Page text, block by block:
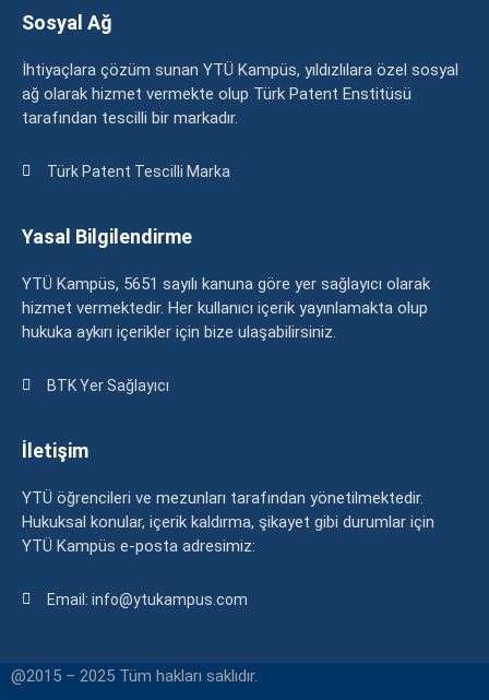
Sosyal Ağ
İhtiyaçlara çözüm sunan YTÜ Kampüs, yıldızlılara özel sosyal
ağ olarak hizmet vermekte olup Türk Patent Enstitüsü
tarafından tescilli bir markadır.
Türk Patent Tescilli Marka
Yasal Bilgilendirme
YTÜ Kampüs, 5651 sayılı kanuna göre yer sağlayıcı olarak
hizmet vermektedir. Her kullanıcı içerik yayınlamakta olup
hukuka aykırı içerikler için bize ulaşabilirsiniz.
BTK Yer Sağlayıcı
İletişim
YTÜ öğrencileri ve mezunları tarafından yönetilmektedir.
Hukuksal konular, içerik kaldırma, şikayet gibi durumlar için
YTÜ Kampüs e-posta adresimiz:
Email: info@ytukampus.com
@2015 – 2025 Tüm hakları saklıdır.